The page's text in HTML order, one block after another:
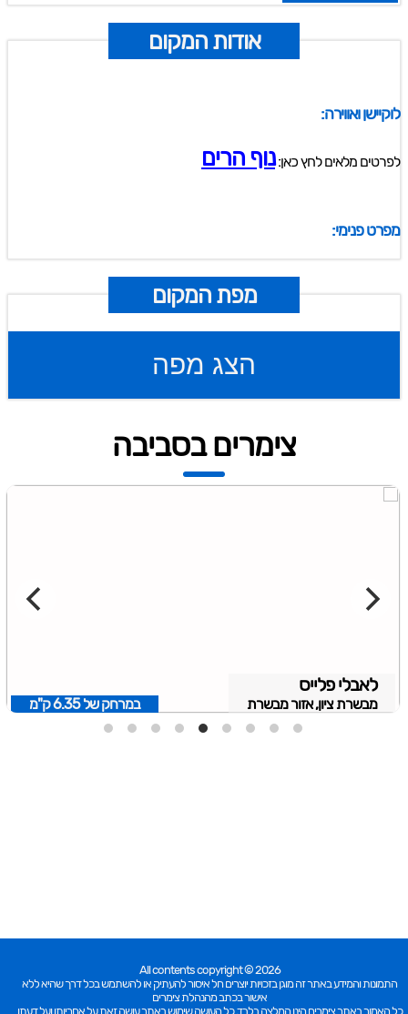
אודות המקום
לוקיישן ואווירה:
לפרטים מלאים לחץ כאן:נוף הרים
מפרט פנימי:
מפת המקום
הצג מפה
צימרים בסביבה
לאבלי פלייס
מבשרת ציון, אזור מבשרת במרחק של 6.35 ק"מ
All contents copyright © 2026
התמונות והמידע באתר זה מוגן בזכויות יוצרים חל איסור להעתיק או להשתמש בכל דרך שהיא ללא
אישור בכתב מהנהלת צימרים
כל האמור באתר צימרים הינו המלצה בלבד. כל העושה שימוש באתר עושה זאת על אחריותו ועל דעתו